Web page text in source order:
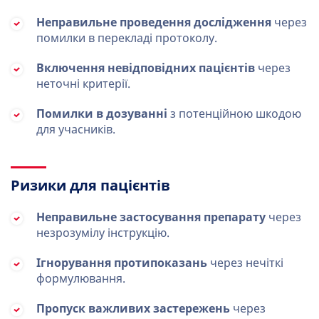
Неправильне проведення дослідження через
помилки в перекладі протоколу.
Включення невідповідних пацієнтів через
неточні критерії.
Помилки в дозуванні з потенційною шкодою
для учасників.
Ризики для пацієнтів
Неправильне застосування препарату через
незрозумілу інструкцію.
Ігнорування протипоказань через нечіткі
формулювання.
Пропуск важливих застережень через